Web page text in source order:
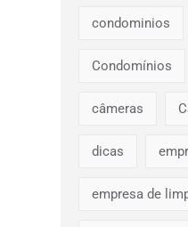
condominios
Condomínios
câmeras
dicas
empresa de